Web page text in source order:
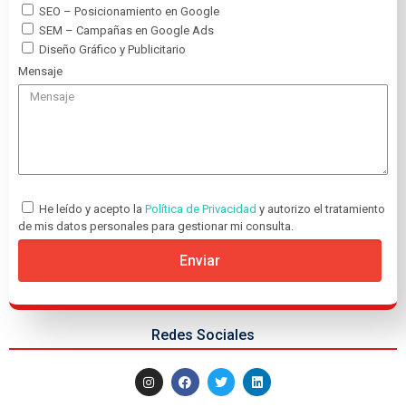
SEO – Posicionamiento en Google
SEM – Campañas en Google Ads
Diseño Gráfico y Publicitario
Mensaje
He leído y acepto la Política de Privacidad y autorizo el tratamiento
de mis datos personales para gestionar mi consulta.
Enviar
Redes Sociales